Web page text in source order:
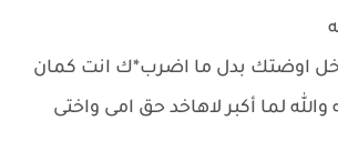
اوضتك بدل ما اضرب*ك انت كمان
لما أكبر لاهاخد حق امى واختى